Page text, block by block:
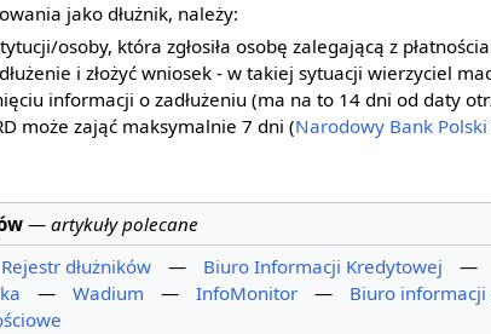
jako dłużnik, należy:
osoby, która zgłosiła osobę zalegającą z
i złożyć wniosek - w takiej sytuacji wierzyciel
informacji o zadłużeniu (ma na to 14 dni od daty
może zająć maksymalnie 7 dni (Narodowy Bank Polski
— artykuły polecane
Rejestr dłużników — Biuro Informacji Kredytowej —
— Wadium — InfoMonitor — Biuro informacji